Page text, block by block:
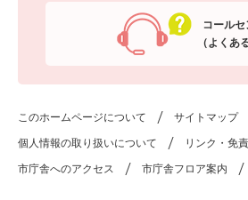
コール
（よくあ
このホームページについて サイトマップ
個人情報の取り扱いについて リンク・免
市庁舎へのアクセス 市庁舎フロア案内